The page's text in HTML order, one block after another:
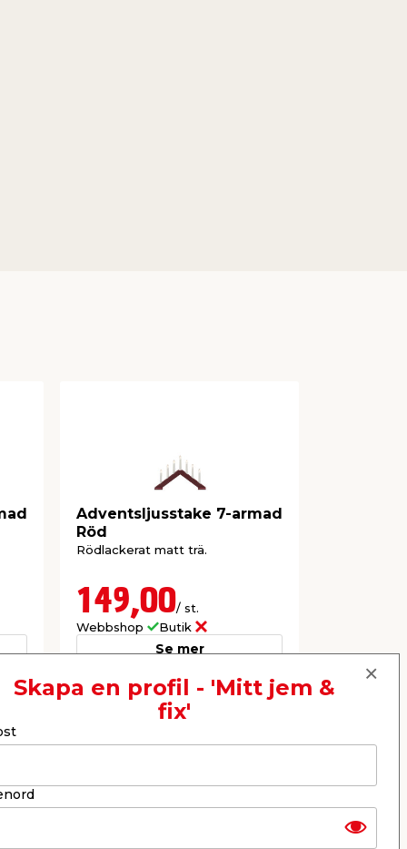
Adventsljusstake 7-armad
Röd
Rödlackerat matt trä.
149,00/ st.
Webbshop
Butik
Se mer
Skapa en profil - 'Mitt jem &
fix'